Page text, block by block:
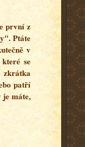
první z
Ptáte
v
se
zkrátka
patří
je máte,